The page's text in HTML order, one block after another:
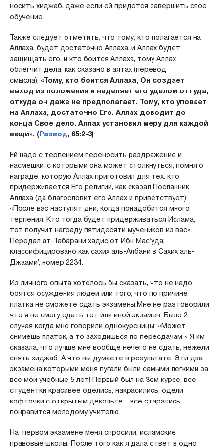
носить хиджаб, даже если ей придется завершить свое
обучение.
Также следует отметить, что тому, кто полагается на
Аллаха, будет достаточно Аллаха, и Аллах будет
защищать его, и кто боится Аллаха, тому Аллах
облегчит дела, как сказано в аятах (перевод
смысла): «Тому, кто боится Аллаха, Он создает
выход из положения и наделяет его уделом оттуда,
откуда он даже не предполагает. Тому, кто уповает
на Аллаха, достаточно Его. Аллах доводит до
конца Свое дело. Аллах установил меру для каждой
вещи». (Развод, 65:2-3)
Ей надо с терпением переносить раздражение и
насмешки, с которыми она может столкнуться, помня о
награде, которую Аллах приготовил для тех, кто
придерживается Его религии, как сказал Посланник
Аллаха (да благословит его Аллах и приветствует):
«После вас наступят дни, когда понадобится много
терпения. Кто тогда будет придерживаться Ислама,
тот получит награду пятидесяти мучеников из вас».
Передал ат-Табарани хадис от Ибн Мас’уда;
классифицировано как сахих аль-Албани в Сахих аль-
Джаами’, номер 2234.
Из личного опыта хотелось бы сказать, что не надо
боятся осуждения людей или того, что по причине
платка не сможете сдать экзамены.Мне не раз говорили
что я не смогу сдать тот или иной экзамен. Было 2
случая когда мне говорили однокурсницы: «Может
снимешь платок, а то заходишься по пересдачам » Я им
сказала, что лучше мне вообще нечего не сдать, нежели
снять хиджаб. А что вы думаете в результате. Эти два
экзамена которыми меня пугали были самыми легкими за
все мои учебные 5 лет! Первый был на 3ем курсе, все
студентки красивее оделись, накрасились, одели
кофточки с открытым декольте…все старались
понравится молодому учителю.
На первом экзамене меня спросили: исламские
правовые школы. После того как я дала ответ в одно